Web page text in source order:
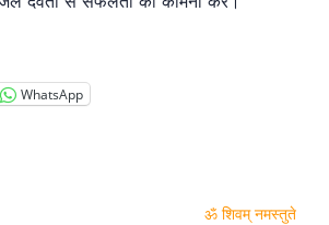
WhatsApp